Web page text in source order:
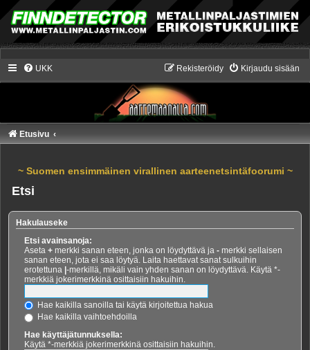
UKK Kirjaudu sisään
Rekisteröidy
Etusivu
~ Suomen ensimmäinen virallinen aarteenetsintäfoorumi ~
Etsi
Hakulauseke
Etsi avainsanoja:
Aseta + merkki sanan eteen, jonka on löydyttävä ja - merkki sellaisen
sanan eteen, jota ei saa löytyä. Laita haettavat sanat sulkuihin
erotettuna -merkillä, mikäli vain yhden sanan on löydyttävä. Käytä *-
merkkiä jokerimerkkinä osittaisiin hakuihin.
Hae kaikilla sanoilla tai käytä kirjoitettua hakua
Hae kaikilla vaihtoehdoilla
Hae käyttäjätunnuksella:
Käytä *-merkkiä jokerimerkkinä osittaisiin hakuihin.